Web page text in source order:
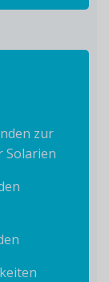
zur
Solarien